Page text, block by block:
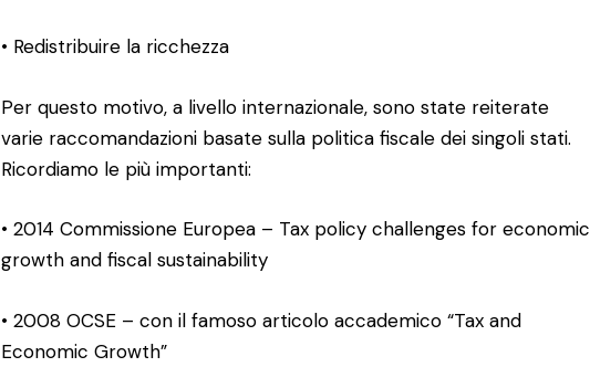
• Redistribuire la ricchezza
Per questo motivo, a livello internazionale, sono state reiterate
varie raccomandazioni basate sulla politica fiscale dei singoli stati.
Ricordiamo le più importanti:
• 2014 Commissione Europea – Tax policy challenges for economic
growth and fiscal sustainability
• 2008 OCSE – con il famoso articolo accademico “Tax and
Economic Growth”